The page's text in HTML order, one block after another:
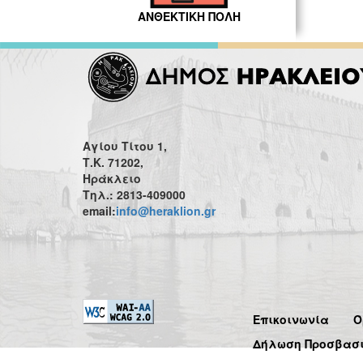
ΑΝΘΕΚΤΙΚΗ ΠΟΛΗ
Αγίου Τίτου 1,
Τ.Κ. 71202,
Ηράκλειο
Τηλ.: 2813-409000
email:info@heraklion.gr
Επικοινωνία
Δήλωση